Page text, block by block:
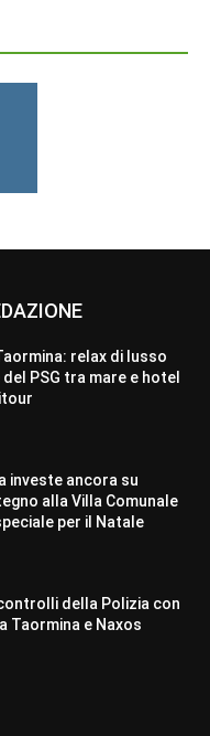
relax di lusso
PSG tra mare e hotel
investe ancora su
alla Villa Comunale
per il Natale
della Polizia con
Taormina e Naxos